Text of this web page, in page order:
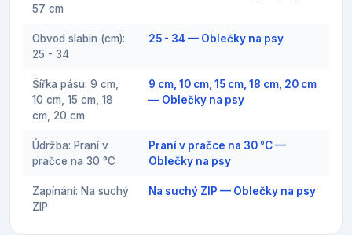
57 cm
Obvod slabin (cm):
25 - 34
25 - 34 — Oblečky na psy
Šířka pásu: 9 cm,
10 cm, 15 cm, 18
cm, 20 cm
9 cm, 10 cm, 15 cm, 18 cm, 20 cm
— Oblečky na psy
Údržba: Praní v
pračce na 30 °C
Praní v pračce na 30 °C —
Oblečky na psy
Zapínání: Na suchý
ZIP
Na suchý ZIP — Oblečky na psy